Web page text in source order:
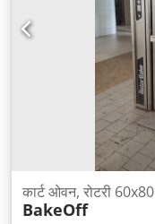
कार्ट ओवन, रोटरी 60x80
BakeOff